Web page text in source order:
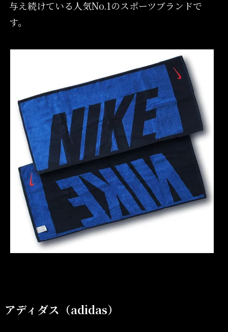
与え続けている人気No.1のスポーツブランドで
す。
アディダス（adidas）